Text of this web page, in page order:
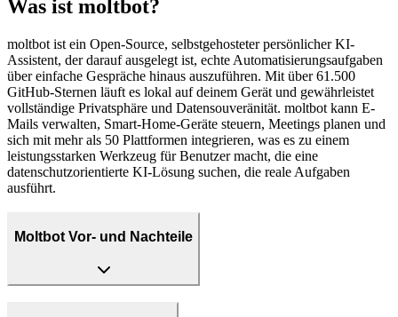
Was ist moltbot?
moltbot ist ein Open-Source, selbstgehosteter persönlicher KI-
Assistent, der darauf ausgelegt ist, echte Automatisierungsaufgaben
über einfache Gespräche hinaus auszuführen. Mit über 61.500
GitHub-Sternen läuft es lokal auf deinem Gerät und gewährleistet
vollständige Privatsphäre und Datensouveränität. moltbot kann E-
Mails verwalten, Smart-Home-Geräte steuern, Meetings planen und
sich mit mehr als 50 Plattformen integrieren, was es zu einem
leistungsstarken Werkzeug für Benutzer macht, die eine
datenschutzorientierte KI-Lösung suchen, die reale Aufgaben
ausführt.
Moltbot Vor- und Nachteile